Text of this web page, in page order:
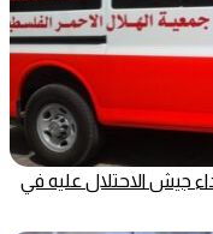
جيش الاحتلال عليه في